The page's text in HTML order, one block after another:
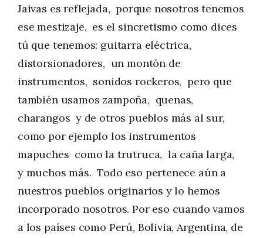
Jaivas es reflejada, porque nosotros tenemos
ese mestizaje, es el sincretismo como dices
tú que tenemos: guitarra eléctrica,
distorsionadores, un montón de
instrumentos, sonidos rockeros, pero que
también usamos zampoña, quenas,
charangos y de otros pueblos más al sur,
como por ejemplo los instrumentos
mapuches como la trutruca, la caña larga,
y muchos más. Todo eso pertenece aún a
nuestros pueblos originarios y lo hemos
incorporado nosotros. Por eso cuando vamos
a los países como Perú, Bolivia, Argentina, de